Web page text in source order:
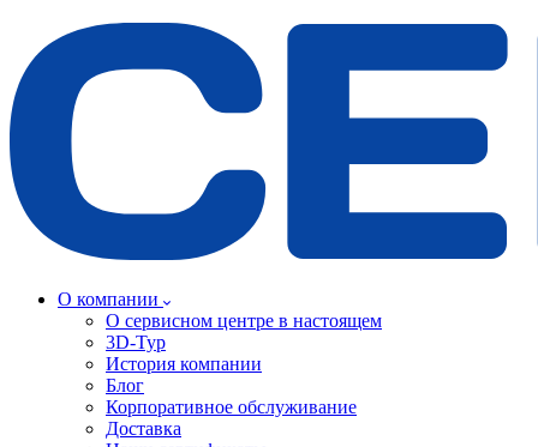
О компании
О сервисном центре в настоящем
3D-Тур
История компании
Блог
Корпоративное обслуживание
Доставка